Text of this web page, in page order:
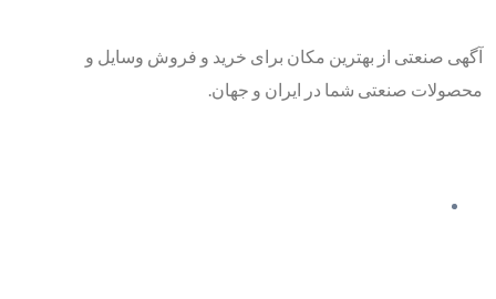
آگهی صنعتی از بهترین مکان برای خرید و فروش وسایل و
محصولات صنعتی شما در ایران و جهان.